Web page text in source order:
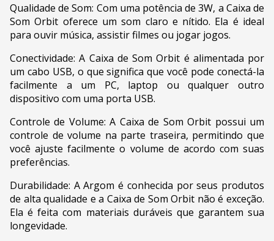
Qualidade de Som: Com uma potência de 3W, a Caixa de
Som Orbit oferece um som claro e nítido. Ela é ideal
para ouvir música, assistir filmes ou jogar jogos.
Conectividade: A Caixa de Som Orbit é alimentada por
um cabo USB, o que significa que você pode conectá-la
facilmente a um PC, laptop ou qualquer outro
dispositivo com uma porta USB.
Controle de Volume: A Caixa de Som Orbit possui um
controle de volume na parte traseira, permitindo que
você ajuste facilmente o volume de acordo com suas
preferências.
Durabilidade: A Argom é conhecida por seus produtos
de alta qualidade e a Caixa de Som Orbit não é exceção.
Ela é feita com materiais duráveis que garantem sua
longevidade.